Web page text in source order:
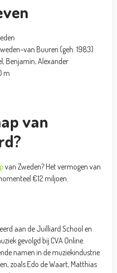
Buuren (geh. 1983)
Benjamin, Alexander
m
van
van Zweden? Het vermogen van
€12 miljoen.
aan de Juilliard School en
gevolgd bij CVA Online.
namen in de muziekindustrie
zoals Edo de Waart, Matthias